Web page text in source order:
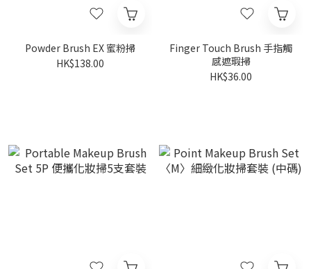
Powder Brush EX 蜜粉掃
HK$138.00
Finger Touch Brush 手指觸
感遮瑕掃
HK$36.00